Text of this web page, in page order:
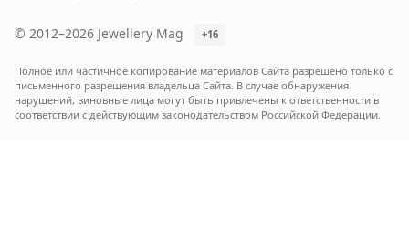
© 2012–2026 Jewellery Mag +16
Полное или частичное копирование материалов Сайта разрешено только с
письменного разрешения владельца Сайта. В случае обнаружения
нарушений, виновные лица могут быть привлечены к ответственности в
соответствии с действующим законодательством Российской Федерации.